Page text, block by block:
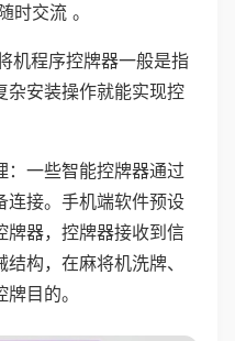
时交流 。
机程序控牌器一般是指
杂安装操作就能实现控
：一些智能控牌器通过
连接。手机端软件预设
牌器，控牌器接收到信
构，在麻将机洗牌、
目的。